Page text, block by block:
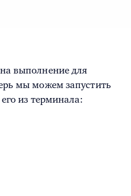
выполнение для
мы можем запустить
из терминала: